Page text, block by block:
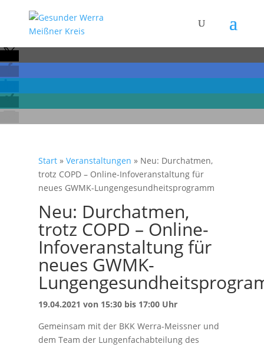
Start » Veranstaltungen » Neu: Durchatmen,
trotz COPD – Online-Infoveranstaltung für
neues GWMK-Lungengesundheitsprogramm
Neu: Durchatmen,
trotz COPD – Online-
Infoveranstaltung für
neues GWMK-
19.04.2021 von 15:30 bis 17:00 Uhr
Gemeinsam mit der BKK Werra-Meissner und
dem Team der Lungenfachabteilung des